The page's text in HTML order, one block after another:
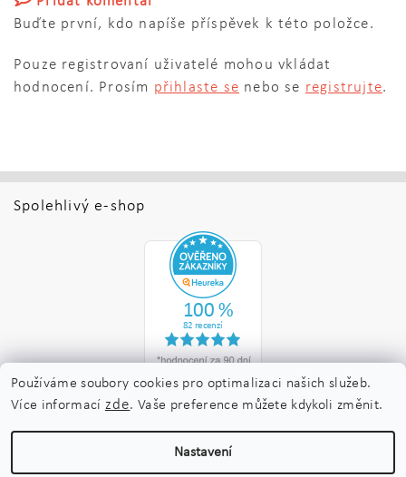
Buďte první, kdo napíše příspěvek k této položce.
Pouze registrovaní uživatelé mohou vkládat
hodnocení. Prosím přihlaste se nebo se registrujte.
Spolehlivý e-shop
2026 ©Nakladatelství Maraton, všechna práva vyhrazenaUpravit nastavení
cookies
Používáme soubory cookies pro optimalizaci našich služeb.
Více informací zde. Vaše preference můžete kdykoli změnit.
Nastavení